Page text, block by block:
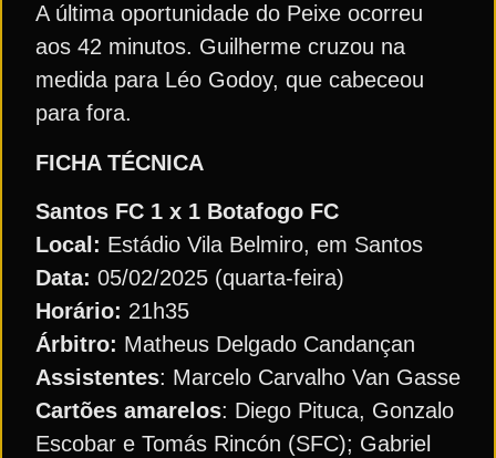
A última oportunidade do Peixe ocorreu
aos 42 minutos. Guilherme cruzou na
medida para Léo Godoy, que cabeceou
para fora.
FICHA TÉCNICA
Santos FC 1 x 1 Botafogo FC
Local: Estádio Vila Belmiro, em Santos
Data: 05/02/2025 (quarta-feira)
Horário: 21h35
Árbitro: Matheus Delgado Candançan
Assistentes: Marcelo Carvalho Van Gasse
Cartões amarelos: Diego Pituca, Gonzalo
Escobar e Tomás Rincón (SFC); Gabriel